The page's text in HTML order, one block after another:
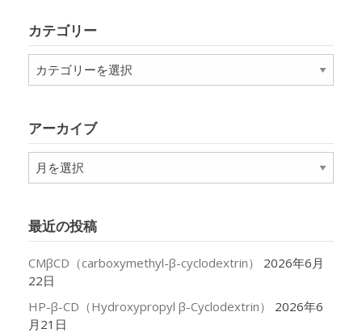
カテゴリー
テ
ー
アーカイブ
ア
ー
ブ
最近の投稿
CMβCD（carboxymethyl-β-cyclodextrin）
2026年6月
22日
HP-β-CD（Hydroxypropyl β-Cyclodextrin）
2026年6
月21日